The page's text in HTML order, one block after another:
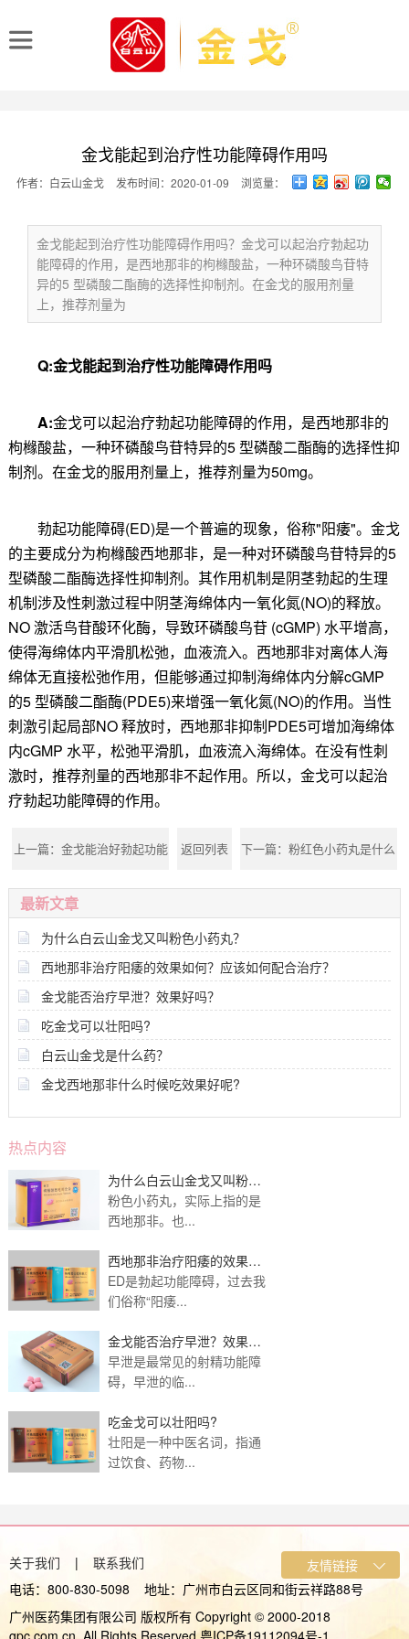
金戈能起到治疗性功能障碍作用吗
作者：白云山金戈 发布时间：2020-01-09 浏览量：
金戈能起到治疗性功能障碍作用吗？金戈可以起治疗勃起功
能障碍的作用，是西地那非的枸橼酸盐，一种环磷酸鸟苷特
异的5 型磷酸二酯酶的选择性抑制剂。在金戈的服用剂量
上，推荐剂量为
Q:金戈能起到治疗性功能障碍作用吗
A:金戈可以起治疗勃起功能障碍的作用，是西地那非的
枸橼酸盐，一种环磷酸鸟苷特异的5 型磷酸二酯酶的选择性抑
制剂。在金戈的服用剂量上，推荐剂量为50mg。
勃起功能障碍(ED)是一个普遍的现象，俗称"阳痿"。金戈
的主要成分为枸橼酸西地那非，是一种对环磷酸鸟苷特异的5
型磷酸二酯酶选择性抑制剂。其作用机制是阴茎勃起的生理
机制涉及性刺激过程中阴茎海绵体内一氧化氮(NO)的释放。
NO 激活鸟苷酸环化酶，导致环磷酸鸟苷 (cGMP) 水平增高，
使得海绵体内平滑肌松弛，血液流入。西地那非对离体人海
绵体无直接松弛作用，但能够通过抑制海绵体内分解cGMP
的5 型磷酸二酯酶(PDE5)来增强一氧化氮(NO)的作用。当性
刺激引起局部NO 释放时，西地那非抑制PDE5可增加海绵体
内cGMP 水平，松弛平滑肌，血液流入海绵体。在没有性刺
激时，推荐剂量的西地那非不起作用。所以， 金戈可以起治
疗勃起功能障碍的作用。
上一篇： 金戈能治好勃起功能
吗?
返回列表 下一篇：粉红色小药丸是什么
药?
最新文章
为什么白云山金戈又叫粉色小药丸？
西地那非治疗阳痿的效果如何？应该如何配合治疗？
金戈能否治疗早泄？效果好吗？
吃金戈可以壮阳吗?
白云山金戈是什么药？
金戈西地那非什么时候吃效果好呢?
热点内容
为什么白云山金戈又叫粉色
小药丸？
粉色小药丸，实际上指的是
西地那非。也...
西地那非治疗阳痿的效果如
何？应该如何配合治
ED是勃起功能障碍，过去我
们俗称“阳痿...
金戈能否治疗早泄？效果好
吗？
早泄是最常见的射精功能障
碍，早泄的临...
吃金戈可以壮阳吗?
壮阳是一种中医名词，指通
过饮食、药物...
关于我们 | 联系我们
电话：800-830-5098 地址：广州市白云区同和街云祥路88号
广州医药集团有限公司 版权所有 Copyright © 2000-2018
gpc.com.cn, All Rights Reserved 粤ICP备19112094号-1